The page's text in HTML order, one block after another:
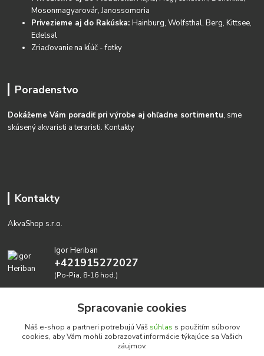
Mosonmagyarovár, Janossomoria
Privezieme aj do Rakúska:Hainburg, Wolfsthal, Berg, Kittsee,
Edelsal
Zriaďovanie na kĺúč - fotky
Poradenstvo
Dokážeme Vám poradiť pri výrobe aj ohľadne sortimentu, sme
skúsený akvaristi a teraristi.Kontakty
Kontakty
AkvaShop s.r.o.
Igor Heriban
+421915272027
(Po-Pia, 8-16 hod.)
Spracovanie cookies
Náš e-shop a partneri potrebujú Váš súhlas s použitím súborov
cookies, aby Vám mohli zobrazovať informácie týkajúce sa Vašich
záujmov.